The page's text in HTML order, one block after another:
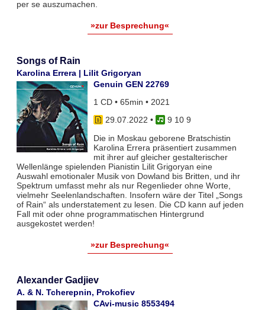
per se auszumachen.
»zur Besprechung«
Songs of Rain
Karolina Errera | Lilit Grigoryan
Genuin GEN 22769
1 CD • 65min • 2021
29.07.2022 •
9 10 9
Die in Moskau geborene Bratschistin
Karolina Errera präsentiert zusammen
mit ihrer auf gleicher gestalterischer
Wellenlänge spielenden Pianistin Lilit Grigoryan eine
Auswahl emotionaler Musik von Dowland bis Britten, und ihr
Spektrum umfasst mehr als nur Regenlieder ohne Worte,
vielmehr Seelenlandschaften. Insofern wäre der Titel „Songs
of Rain“ als understatement zu lesen. Die CD kann auf jeden
Fall mit oder ohne programmatischen Hintergrund
ausgekostet werden!
»zur Besprechung«
Alexander Gadjiev
A. & N. Tcherepnin, Prokofiev
CAvi-music 8553494